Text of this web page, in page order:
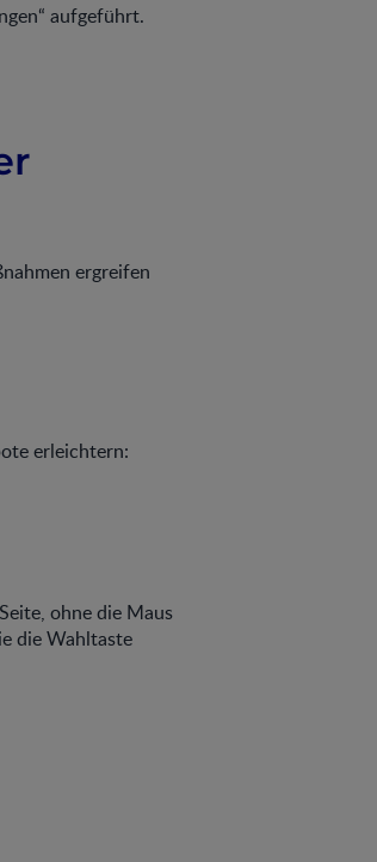
aufgeführt.
ergreifen
erleichtern:
ohne die Maus
die Wahltaste